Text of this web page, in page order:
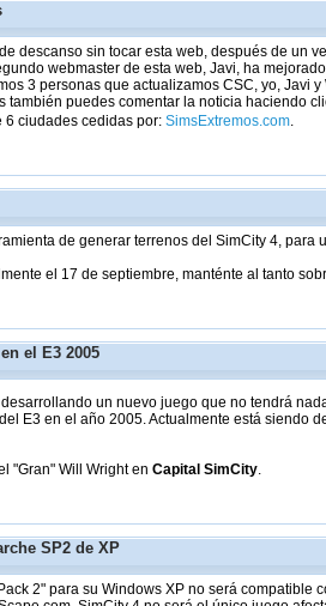
descanso sin tocar esta web, después de un
webmaster de esta web, Javi, ha
3 personas que actualizamos CSC, yo,
puedes comentar la noticia haciendo
6 ciudades cedidas por:SimsExtremos.com.
de generar terrenos del SimCity 4, para
el 17 de septiembre, manténte al tanto
el E3 2005
un nuevo juego que no tendrá
E3 en el año 2005. Actualmente está siendo
"Gran" Will Wright enCapital SimCity.
SP2 de XP
2" para su Windows XP no será